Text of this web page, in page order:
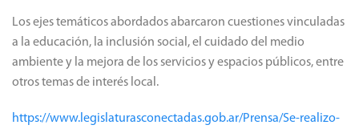
Los ejes temáticos abordados abarcaron cuestiones vinculadas
a la educación, la inclusión social, el cuidado del medio
ambiente y la mejora de los servicios y espacios públicos, entre
otros temas de interés local.
https://www.legislaturasconectadas.gob.ar/Prensa/Se-realizo-